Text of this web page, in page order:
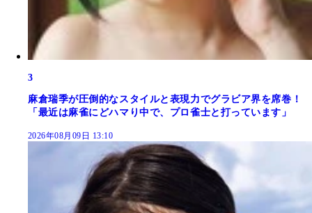
3
麻倉瑞季が圧倒的なスタイルと表現力でグラビア界を席巻！
「最近は麻雀にどハマり中で、プロ雀士と打っています」
2026年08月09日 13:10